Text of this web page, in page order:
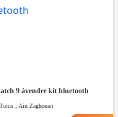
9 àvendre kit bluetooth
Tunis , Ain Zaghouan